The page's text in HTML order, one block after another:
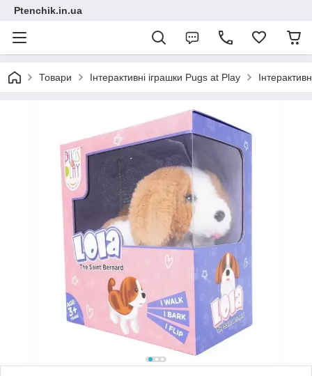
Ptenchik.in.ua
Товари Інтерактивні іграшки Pugs at Play